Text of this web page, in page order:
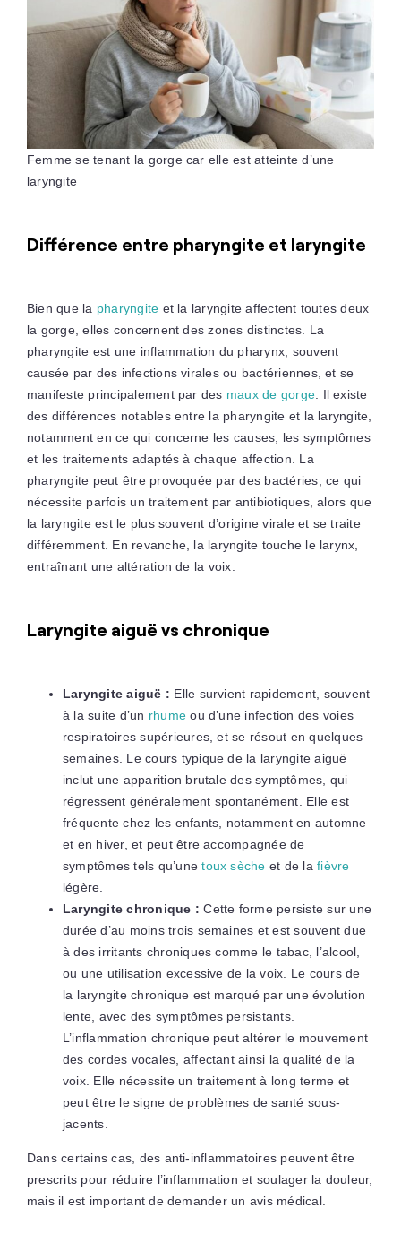
Femme se tenant la gorge car elle est atteinte d’une
laryngite
Différence entre pharyngite et laryngite
Bien que la pharyngite et la laryngite affectent toutes deux
la gorge, elles concernent des zones distinctes. La
pharyngite est une inflammation du pharynx, souvent
causée par des infections virales ou bactériennes, et se
manifeste principalement par des maux de gorge . Il existe
des différences notables entre la pharyngite et la laryngite,
notamment en ce qui concerne les causes, les symptômes
et les traitements adaptés à chaque affection. La
pharyngite peut être provoquée par des bactéries, ce qui
nécessite parfois un traitement par antibiotiques, alors que
la laryngite est le plus souvent d’origine virale et se traite
différemment. En revanche, la laryngite touche le larynx,
entraînant une altération de la voix.
Laryngite aiguë vs chronique
Laryngite aiguë : Elle survient rapidement, souvent
à la suite d’un rhume ou d’une infection des voies
respiratoires supérieures, et se résout en quelques
semaines. Le cours typique de la laryngite aiguë
inclut une apparition brutale des symptômes, qui
régressent généralement spontanément. Elle est
fréquente chez les enfants, notamment en automne
et en hiver, et peut être accompagnée de
symptômes tels qu’unetoux sèche et de lafièvre
légère.
Laryngite chronique : Cette forme persiste sur une
durée d’au moins trois semaines et est souvent due
à des irritants chroniques comme le tabac, l’alcool,
ou une utilisation excessive de la voix. Le cours de
la laryngite chronique est marqué par une évolution
lente, avec des symptômes persistants.
L’inflammation chronique peut altérer le mouvement
des cordes vocales, affectant ainsi la qualité de la
voix. Elle nécessite un traitement à long terme et
peut être le signe de problèmes de santé sous-
jacents.
Dans certains cas, des anti-inflammatoires peuvent être
prescrits pour réduire l’inflammation et soulager la douleur,
mais il est important de demander un avis médical.